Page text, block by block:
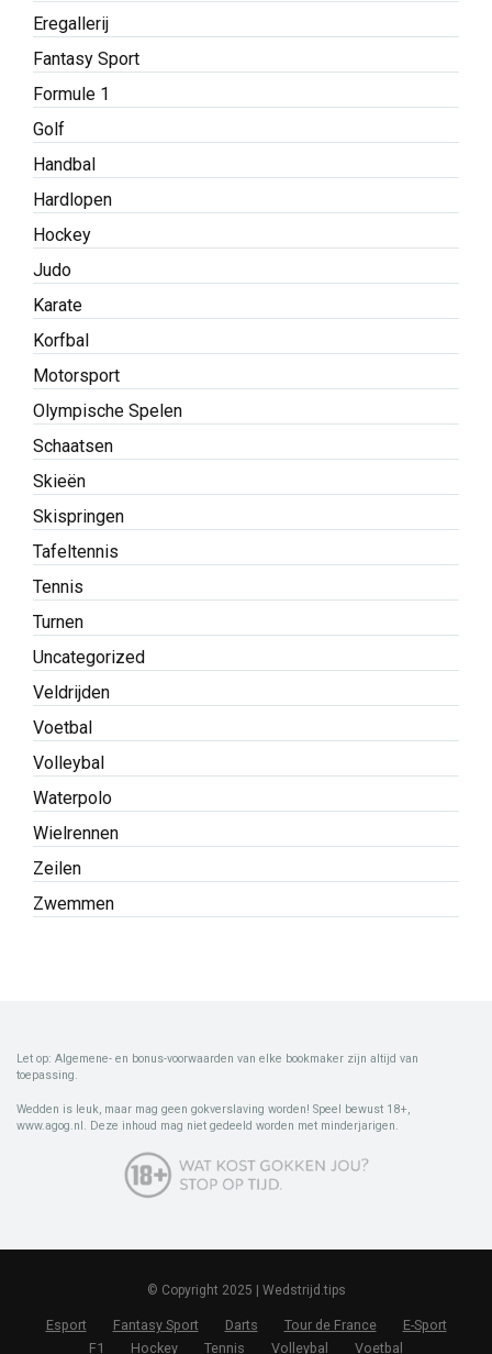
Eregallerij
Fantasy Sport
Formule 1
Golf
Handbal
Hardlopen
Hockey
Judo
Karate
Korfbal
Motorsport
Olympische Spelen
Schaatsen
Skieën
Skispringen
Tafeltennis
Tennis
Turnen
Uncategorized
Veldrijden
Voetbal
Volleybal
Waterpolo
Wielrennen
Zeilen
Zwemmen
Let op: Algemene- en bonus-voorwaarden van elke bookmaker zijn altijd van
toepassing.
Wedden is leuk, maar mag geen gokverslaving worden! Speel bewust 18+,
www.agog.nl. Deze inhoud mag niet gedeeld worden met minderjarigen.
© Copyright 2025 | Wedstrijd.tips
Esport Fantasy Sport Darts Tour de France
E-Sport
F1
Hockey Tennis Volleybal Voetbal